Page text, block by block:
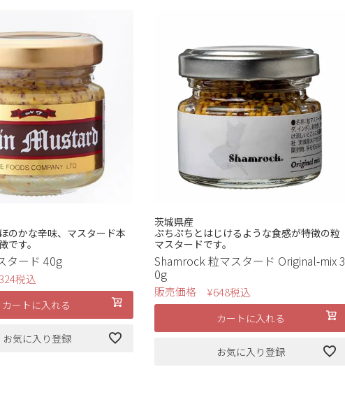
のかな辛味、マスタード本
です。
タード 40g
324税込
カートに入れる
お気に入り登録
茨城県産
ぷちぷちとはじけるような食感が特徴の粒
マスタードです。
Shamrock 粒マスタード Original-mix 3
0g
販売価格 ¥648税込
カートに入れる
お気に入り登録